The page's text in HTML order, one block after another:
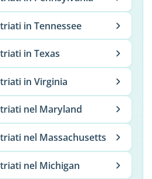
in Tennessee
in Texas
in Virginia
nel Maryland
nel Massachusetts
nel Michigan